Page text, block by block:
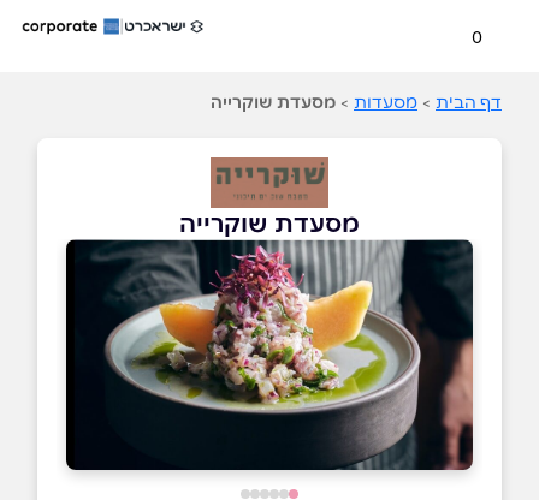
0
דף הבית > מסעדות > מסעדת שוקרייה
מסעדת שוקרייה